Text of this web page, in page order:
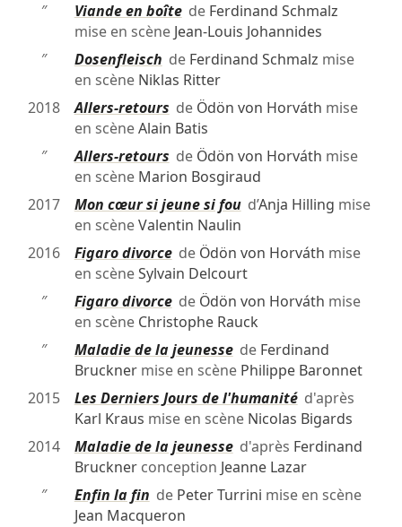
″
Viande en boîtede Ferdinand Schmalz
mise en scène Jean-Louis Johannides
″
Dosenfleisch de Ferdinand Schmalz mise
en scène Niklas Ritter
2018
Allers-retours de Ödön von Horváth mise
en scèneAlain Batis
″
Allers-retours de Ödön von Horváth mise
en scène Marion Bosgiraud
2017
Mon cœur si jeune si foud’Anja Hilling mise
en scèneValentin Naulin
2016
Figaro divorcede Ödön von Horváth mise
en scèneSylvain Delcourt
″
Figaro divorcede Ödön von Horváth mise
en scène Christophe Rauck
″
Maladie de la jeunessede Ferdinand
Brucknermise en scène Philippe Baronnet
2015
Les Derniers Jours de l'humanitéd'après
Karl Kraus mise en scène Nicolas Bigards
2014
Maladie de la jeunessed'après Ferdinand
Brucknerconception Jeanne Lazar
″
Enfin la fin de Peter Turrini mise en scène
Jean Macqueron